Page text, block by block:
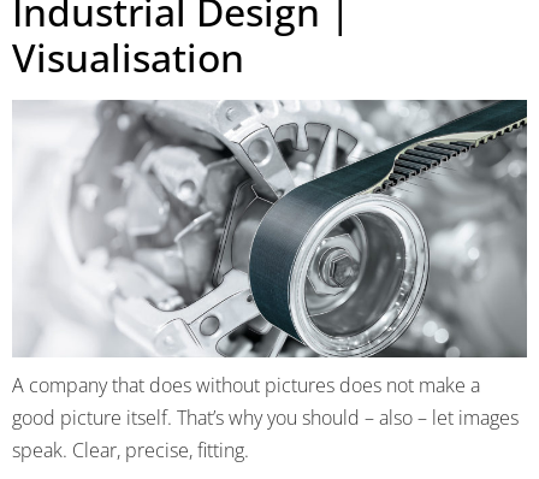
Industrial Design |
Visualisation
A company that does without pictures does not make a
good picture itself. That’s why you should – also – let images
speak. Clear, precise, fitting.